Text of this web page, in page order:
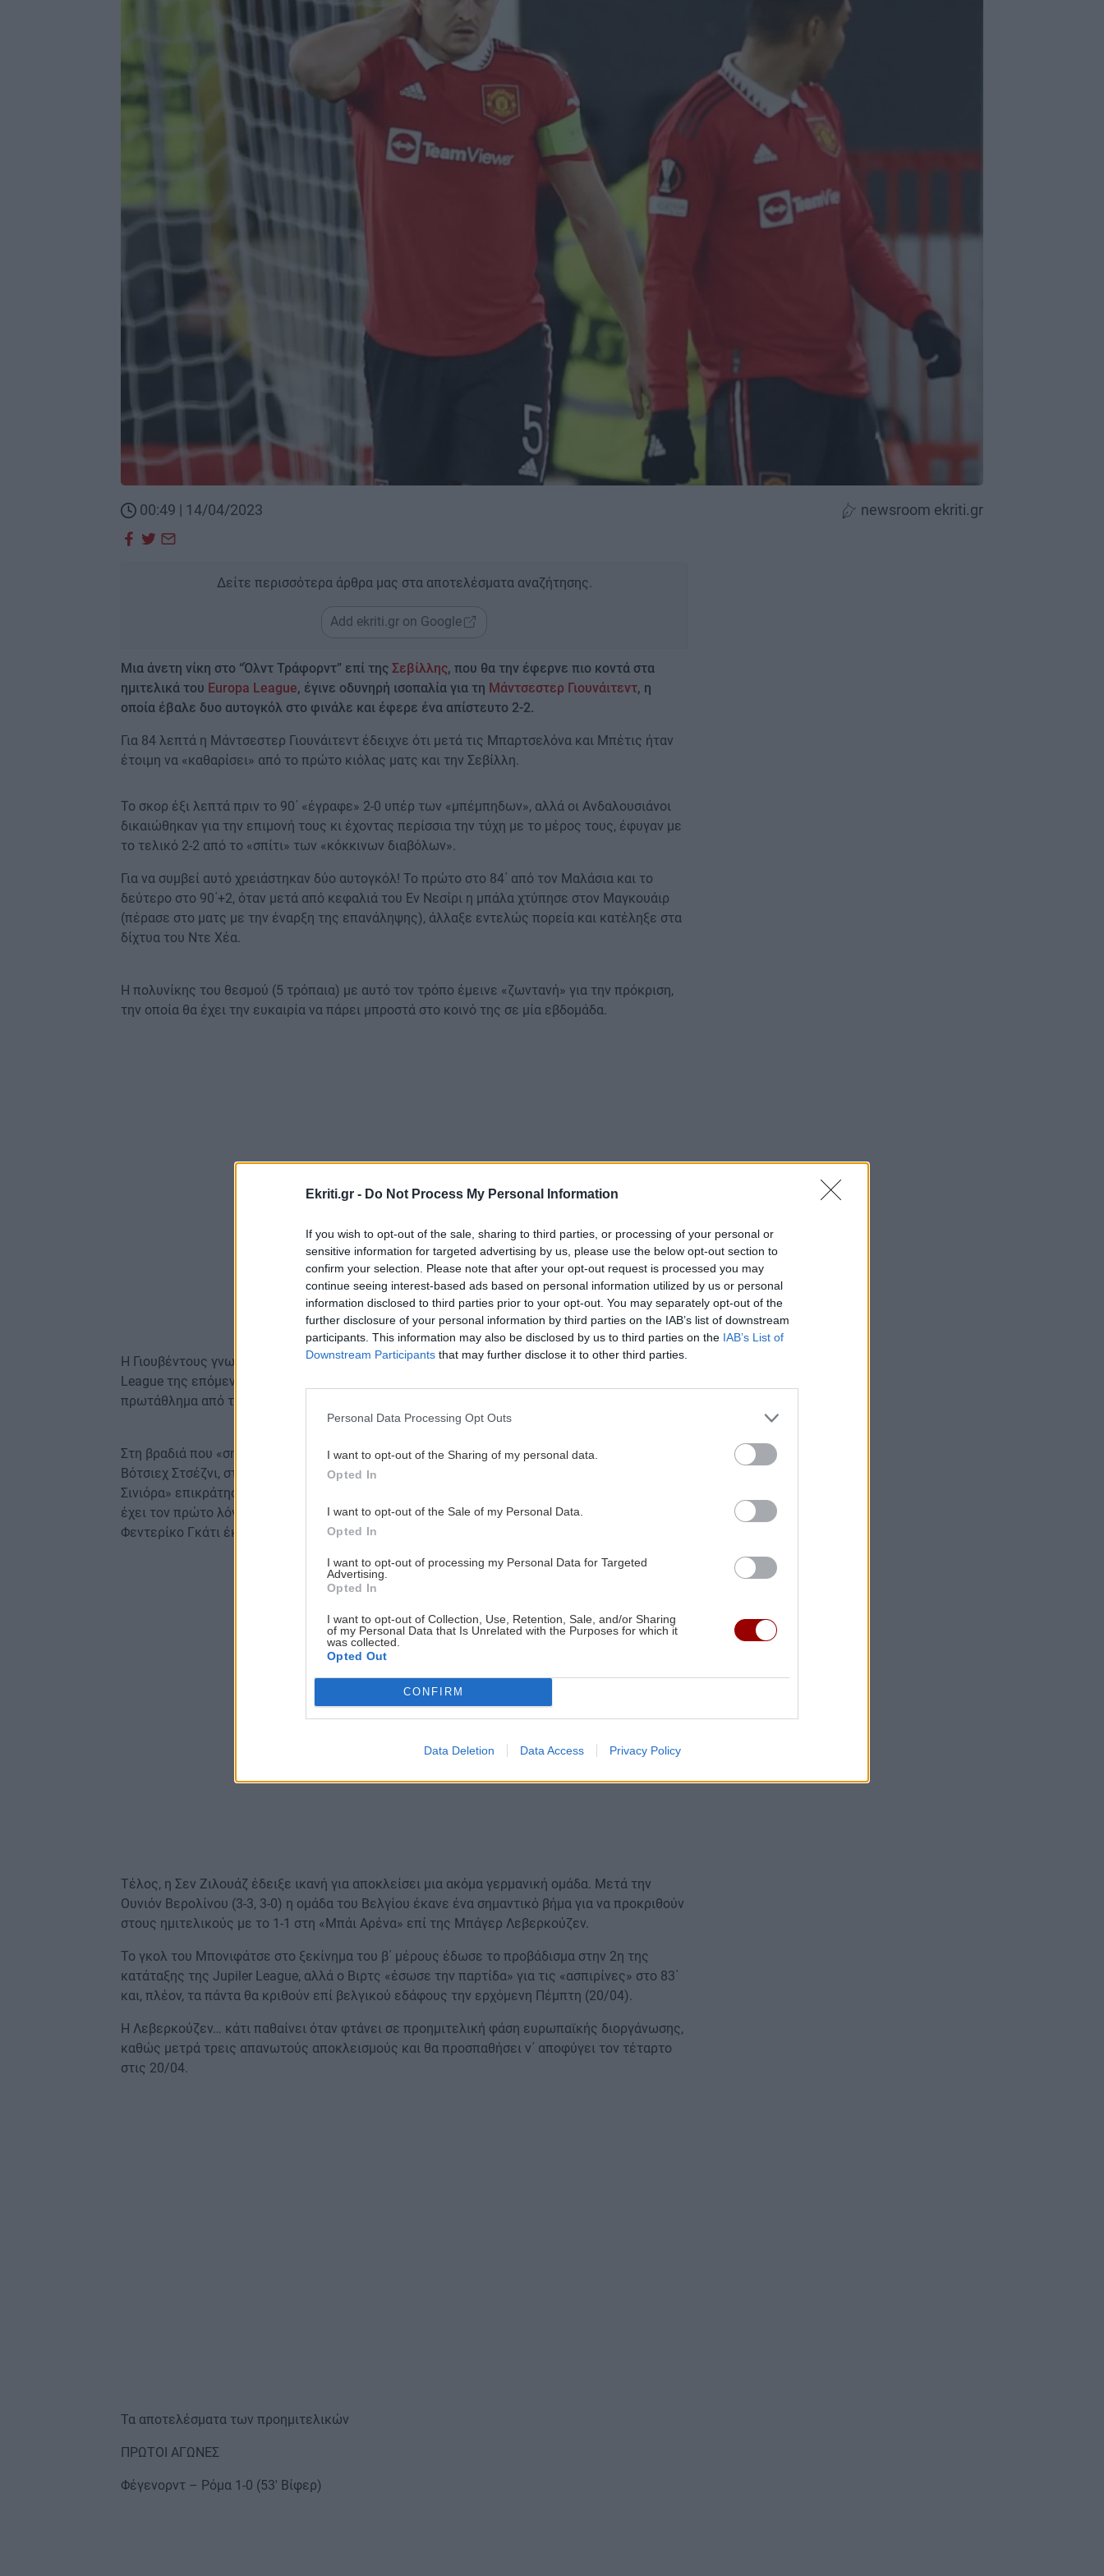
Ekriti.gr - Do Not Process My Personal Information
If you wish to opt-out of the sale, sharing to third parties, or processing of your personal or
sensitive information for targeted advertising by us, please use the below opt-out section to
confirm your selection. Please note that after your opt-out request is processed you may
continue seeing interest-based ads based on personal information utilized by us or personal
information disclosed to third parties prior to your opt-out. You may separately opt-out of the
further disclosure of your personal information by third parties on the IAB’s list of downstream
participants. This information may also be disclosed by us to third parties on the IAB’s List of
Downstream Participants that may further disclose it to other third parties.
Personal Data Processing Opt Outs
I want to opt-out of the Sharing of my personal data.
Opted In
I want to opt-out of the Sale of my Personal Data.
Opted In
I want to opt-out of processing my Personal Data for Targeted
Advertising.
Opted In
I want to opt-out of Collection, Use, Retention, Sale, and/or Sharing
of my Personal Data that Is Unrelated with the Purposes for which it
was collected.
Opted Out
CONFIRM
Data Deletion Data Access Privacy Policy
00:49 | 14/04/2023 newsroom ekriti.gr
Δείτε περισσότερα άρθρα μας στα αποτελέσματα αναζήτησης.
Add ekriti.gr on Google
Μια άνετη νίκη στο “Όλντ Τράφορντ” επί της Σεβίλλης, που θα την έφερνε πιο κοντά στα
ημιτελικά του Europa League, έγινε οδυνηρή ισοπαλία για τη Μάντσεστερ Γιουνάιτεντ, η
οποία έβαλε δυο αυτογκόλ στο φινάλε και έφερε ένα απίστευτο 2-2.
Για 84 λεπτά η Μάντσεστερ Γιουνάιτεντ έδειχνε ότι μετά τις Μπαρτσελόνα και Μπέτις ήταν
έτοιμη να «καθαρίσει» από το πρώτο κιόλας ματς και την Σεβίλλη.
Το σκορ έξι λεπτά πριν το 90΄ «έγραφε» 2-0 υπέρ των «μπέμπηδων», αλλά οι Ανδαλουσιάνοι
δικαιώθηκαν για την επιμονή τους κι έχοντας περίσσια την τύχη με το μέρος τους, έφυγαν με
το τελικό 2-2 από το «σπίτι» των «κόκκινων διαβόλων».
Για να συμβεί αυτό χρειάστηκαν δύο αυτογκόλ! Το πρώτο στο 84΄ από τον Μαλάσια και το
δεύτερο στο 90΄+2, όταν μετά από κεφαλιά του Εν Νεσίρι η μπάλα χτύπησε στον Μαγκουάιρ
(πέρασε στο ματς με την έναρξη της επανάληψης), άλλαξε εντελώς πορεία και κατέληξε στα
δίχτυα του Ντε Χέα.
Η πολυνίκης του θεσμού (5 τρόπαια) με αυτό τον τρόπο έμεινε «ζωντανή» για την πρόκριση,
την οποία θα έχει την ευκαιρία να πάρει μπροστά στο κοινό της σε μία εβδομάδα.
Η Γιουβέντους γνωρίζει πολύ καλά ότι η μοναδική της διέξοδος για να παίξει στο Champions
League της επόμενης περιόδου, μετά την αφαίρεση βαθμών που της επιβλήθηκε στο
πρωτάθλημα από την ιταλική λίγκα, είναι να κατακτήσει το Europa League.
Στη βραδιά που «σημαδεύτηκε» από την αναγκαστική αλλαγή του Πολωνού γκολκίπερ της,
Βότσιεχ Στσέζνι, στο 44΄, λόγω των ενοχλήσεων που ένιωσε ξαφνικά στο στήθος του, η «Βέκια
Σινιόρα» επικράτησε 1-0 της Σπόρτινγκ Λισαβόνας στο Τορίνο και την ερχόμενη Πέμπτη θα
έχει τον πρώτο λόγο στη ρεβάνς που θα διεξαχθεί στην πορτογαλική πρωτεύουσα. Ο
Φεντερίκο Γκάτι έκανε… σεφτέ στα γκολ στη Γιουβέντους και της έδωσε τη νίκη.
Τέλος, η Σεν Ζιλουάζ έδειξε ικανή για αποκλείσει μια ακόμα γερμανική ομάδα. Μετά την
Ουνιόν Βερολίνου (3-3, 3-0) η ομάδα του Βελγίου έκανε ένα σημαντικό βήμα για να προκριθούν
στους ημιτελικούς με το 1-1 στη «Μπάι Αρένα» επί της Μπάγερ Λεβερκούζεν.
Το γκολ του Μπονιφάτσε στο ξεκίνημα του β΄ μέρους έδωσε το προβάδισμα στην 2η της
κατάταξης της Jupiler League, αλλά ο Βιρτς «έσωσε την παρτίδα» για τις «ασπιρίνες» στο 83΄
και, πλέον, τα πάντα θα κριθούν επί βελγικού εδάφους την ερχόμενη Πέμπτη (20/04).
Η Λεβερκούζεν… κάτι παθαίνει όταν φτάνει σε προημιτελική φάση ευρωπαϊκής διοργάνωσης,
καθώς μετρά τρεις απανωτούς αποκλεισμούς και θα προσπαθήσει ν΄ αποφύγει τον τέταρτο
στις 20/04.
Τα αποτελέσματα των προημιτελικών
ΠΡΩΤΟΙ ΑΓΩΝΕΣ
Φέγενορντ – Ρόμα 1-0 (53′ Βίφερ)